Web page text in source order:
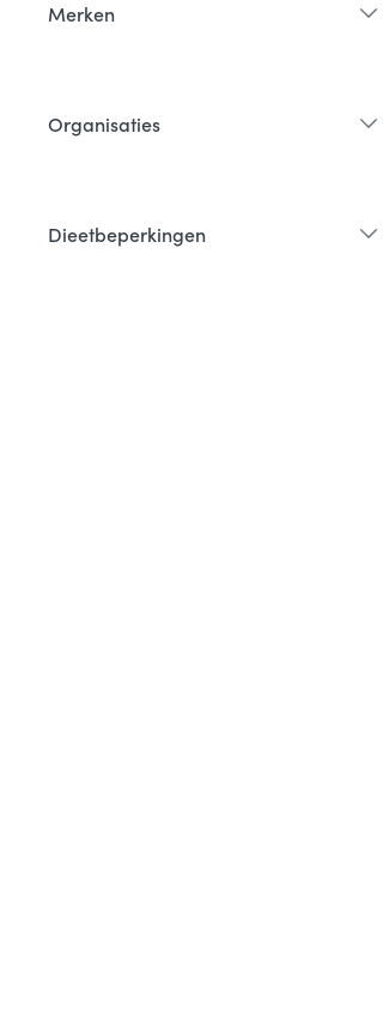
Merken
Organisaties
Dieetbeperkingen